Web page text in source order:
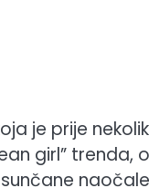
je prije
girl” trenda,